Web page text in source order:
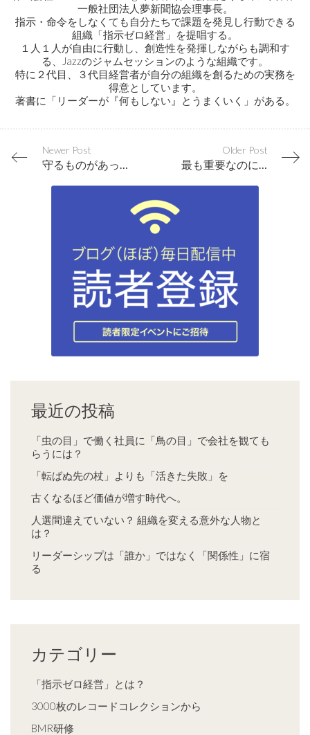
一般社団法人夢新聞協会理事長。
指示・命令をしなくても自分たちで課題を発見し行動できる
組織「指示ゼロ経営」を提唱する。
１人１人が自由に行動し、創造性を発揮しながらも調和す
る、Jazzのジャムセッションのような組織です。
特に２代目、３代目経営者が自分の組織を創るための実務を
得意としています。
著書に「リーダーが『何もしない』とうまくいく」がある。
Newer Post Older Post
最近の投稿
「虫の目」で働く社員に「鳥の目」で会社を観ても
らうには？
「転ばぬ先の杖」よりも「活きた失敗」を
古くなるほど価値が増す時代へ。
人選間違えていない？ 組織を変える意外な人物と
は？
リーダーシップは「誰か」ではなく「関係性」に宿
る
カテゴリー
「指示ゼロ経営」とは？
3000枚のレコードコレクションから
BMR研修